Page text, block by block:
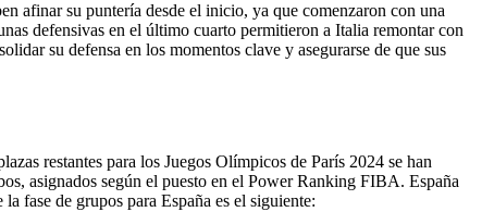
afinar su puntería desde el inicio, ya que comenzaron con una
defensivas en el último cuarto permitieron a Italia remontar con
su defensa en los momentos clave y asegurarse de que sus
restantes para los Juegos Olímpicos de París 2024 se han
asignados según el puesto en el Power Ranking FIBA. España
fase de grupos para España es el siguiente: